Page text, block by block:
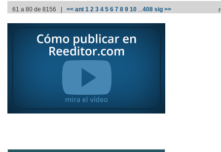
61 a 80 de 8156 | << ant 1 2 3 4 5 6 7 8 9 10 ...408 sig >>